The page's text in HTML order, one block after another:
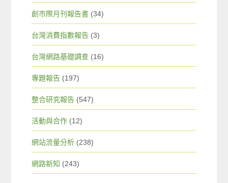
創市際月刊報告書 (34)
台灣消費指數報告 (3)
台灣網路基礎調查 (16)
專題報告 (197)
整合研究報告 (547)
活動與合作 (12)
網站流量分析 (238)
網路新知 (243)